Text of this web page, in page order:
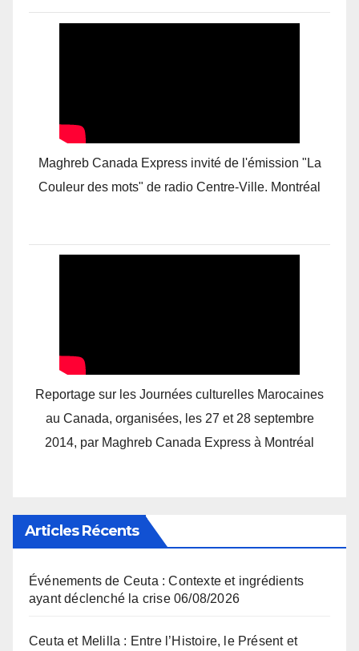
Maghreb Canada Express invité de l'émission "La
Couleur des mots" de radio Centre-Ville. Montréal
Reportage sur les Journées culturelles Marocaines
au Canada, organisées, les 27 et 28 septembre
2014, par Maghreb Canada Express à Montréal
Articles Récents
Événements de Ceuta : Contexte et ingrédients
ayant déclenché la crise 06/08/2026
Ceuta et Melilla : Entre l’Histoire, le Présent et